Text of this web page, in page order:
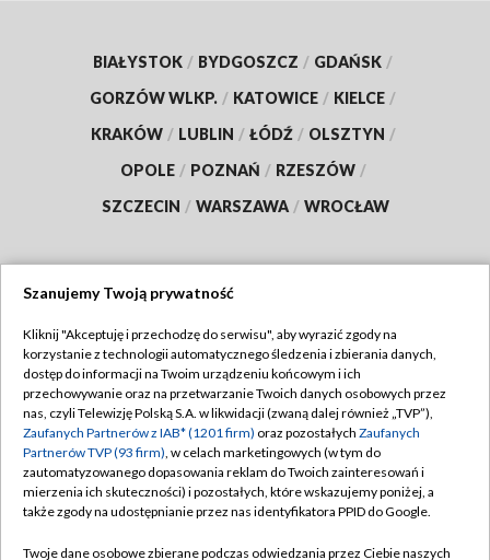
BIAŁYSTOK / BYDGOSZCZ / GDAŃSK /
GORZÓW WLKP. / KATOWICE / KIELCE /
KRAKÓW / LUBLIN / ŁÓDŹ / OLSZTYN /
OPOLE / POZNAŃ / RZESZÓW /
SZCZECIN / WARSZAWA / WROCŁAW
TVP
Abonament TVP
Emisja w TVP
Centrum informacji TVP
Naziemna Telewizja Cyfrowa
Regulamin TVP
Polityka prywatności
Moje zgody
Pomoc
Szanujemy Twoją prywatność
Kliknij "Akceptuję i przechodzę do serwisu", aby wyrazić zgody na
korzystanie z technologii automatycznego śledzenia i zbierania danych,
dostęp do informacji na Twoim urządzeniu końcowym i ich
przechowywanie oraz na przetwarzanie Twoich danych osobowych przez
nas, czyli Telewizję Polską S.A. w likwidacji (zwaną dalej również „TVP”),
Zaufanych Partnerów z IAB* (1201 firm) oraz pozostałych Zaufanych
Partnerów TVP (93 firm), w celach marketingowych (w tym do
zautomatyzowanego dopasowania reklam do Twoich zainteresowań i
mierzenia ich skuteczności) i pozostałych, które wskazujemy poniżej, a
także zgody na udostępnianie przez nas identyfikatora PPID do Google.
Twoje dane osobowe zbierane podczas odwiedzania przez Ciebie naszych